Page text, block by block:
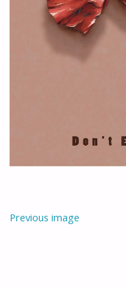
Previous image